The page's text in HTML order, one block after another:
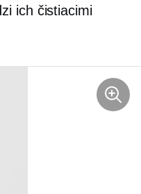
ich čistiacimi